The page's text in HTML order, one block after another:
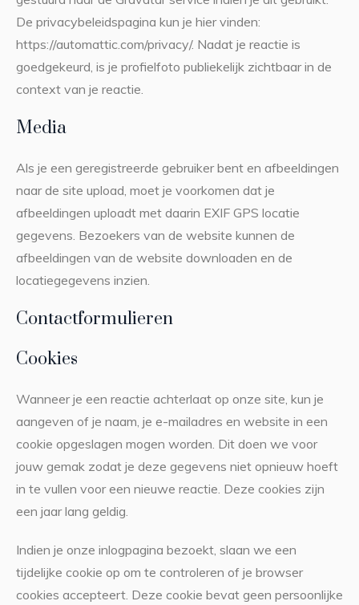
De privacybeleidspagina kun je hier vinden:
https://automattic.com/privacy/. Nadat je reactie is
goedgekeurd, is je profielfoto publiekelijk zichtbaar in de
context van je reactie.
Media
Als je een geregistreerde gebruiker bent en afbeeldingen
naar de site upload, moet je voorkomen dat je
afbeeldingen uploadt met daarin EXIF GPS locatie
gegevens. Bezoekers van de website kunnen de
afbeeldingen van de website downloaden en de
locatiegegevens inzien.
Contactformulieren
Cookies
Wanneer je een reactie achterlaat op onze site, kun je
aangeven of je naam, je e-mailadres en website in een
cookie opgeslagen mogen worden. Dit doen we voor
jouw gemak zodat je deze gegevens niet opnieuw hoeft
in te vullen voor een nieuwe reactie. Deze cookies zijn
een jaar lang geldig.
Indien je onze inlogpagina bezoekt, slaan we een
tijdelijke cookie op om te controleren of je browser
cookies accepteert. Deze cookie bevat geen persoonlijke